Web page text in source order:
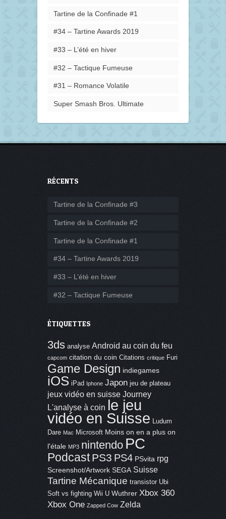
Tartine de la Confinade #1
#34 – Tartine Awards 2019
#33 – L’été en hiver
#32 – Tactique Fumeuse
#31 – Romance Volatile
Super Smash Bros. Ultimate
RÉCENTS
Tartine de la Confinade #3
Tartine de la Confinade #2
Tartine de la Confinade #1
#34 – Tartine Awards 2019
#33 – L’été en hiver
#32 – Tactique Fumeuse
ÉTIQUETTES
3ds analyse Android au coin du feu
capcom citation du coin Citations critique Furi
Game Design indiegames
iOS iPad Iphone Japon jeu de plateau
jeux vidéo en suisse Journey
L'analyse à coin le jeu
vidéo en Suisse
Ludum
Dare Mac Microsoft Moins on en a plus on
l'étale MP3 nintendo PC
Podcast PS3 PS4 PSvita rpg
Screenshot/Artwork SEGA Suisse
Tartine Mécanique transistor Ubi
Soft vs fighting Wii U Wuthrer Xbox 360
Xbox One Zapped Cow Zelda